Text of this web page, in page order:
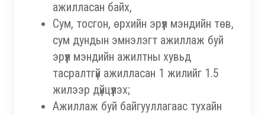
ажилласан байх,
Сум, тосгон, өрхийн эрүүл мэндийн төв,
сум дундын эмнэлэгт ажиллаж буй
эрүүл мэндийн ажилтны хувьд
тасралтгүй ажилласан 1 жилийг 1.5
жилээр дүйцүүлэх;
Ажиллаж буй байгууллагаас тухайн